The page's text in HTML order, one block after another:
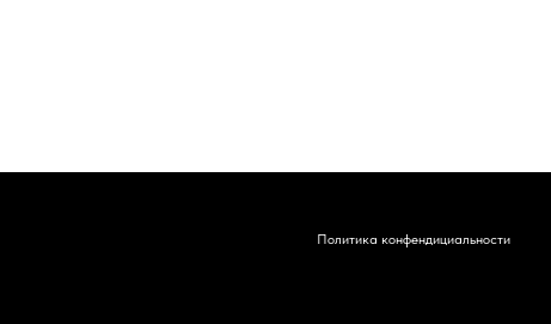
Политика конфендициальности